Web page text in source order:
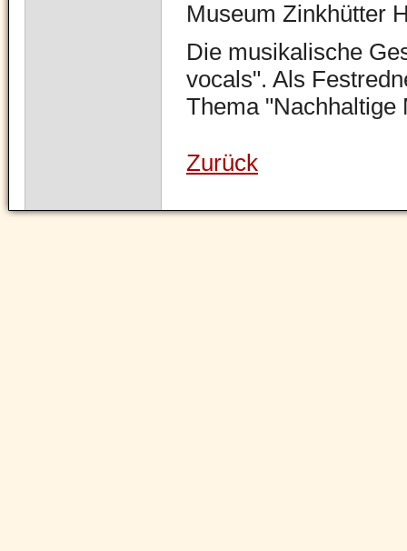
Museum Zinkhütter
Die musikalische
vocals". Als
Thema "Nachhaltige
Zurück
Navigation